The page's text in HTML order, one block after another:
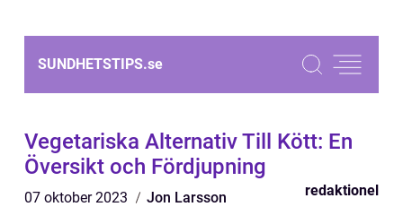
SUNDHETSTIPS.se
Vegetariska Alternativ Till Kött: En
Översikt och Fördjupning
07 oktober 2023 Jon Larsson redaktionel